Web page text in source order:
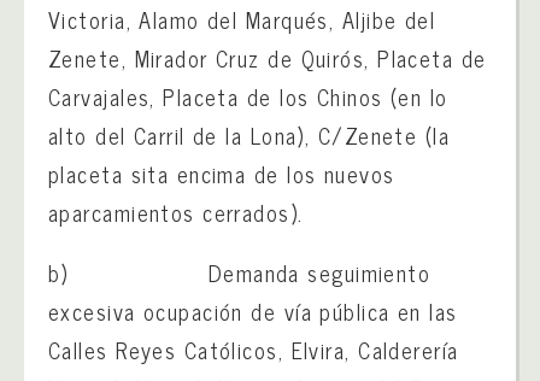
Victoria, Alamo del Marqués, Aljibe del
Zenete, Mirador Cruz de Quirós, Placeta de
Carvajales, Placeta de los Chinos (en lo
alto del Carril de la Lona), C/Zenete (la
placeta sita encima de los nuevos
aparcamientos cerrados).
b) Demanda seguimiento
excesiva ocupación de vía pública en las
Calles Reyes Católicos, Elvira, Calderería